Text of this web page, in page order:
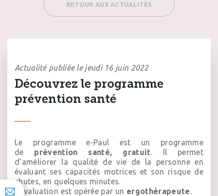
RETOUR AUX ACTUALITÉS
Actualité publiée le jeudi 16 juin 2022
Découvrez le programme
prévention santé
Le programme e-Paul est un programme
de prévention santé, gratuit. Il permet
d’améliorer la qualité de vie de la personne en
évaluant ses capacités motrices et son risque de
chutes, en quelques minutes.
L’évaluation est opérée par un ergothérapeute.